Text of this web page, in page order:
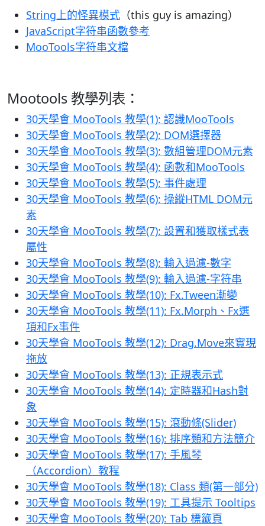
String上的怪異模式 （this guy is amazing）
JavaScript字符串函數參考
MooTools字符串文檔
Mootools 教學列表：
30天學會 MooTools 教學(1): 認識MooTools
30天學會 MooTools 教學(2): DOM選擇器
30天學會 MooTools 教學(3): 數組管理DOM元素
30天學會 MooTools 教學(4): 函數和MooTools
30天學會 MooTools 教學(5): 事件處理
30天學會 MooTools 教學(6): 操縱HTML DOM元
素
30天學會 MooTools 教學(7): 設置和獲取樣式表
屬性
30天學會 MooTools 教學(8): 輸入過濾-數字
30天學會 MooTools 教學(9): 輸入過濾-字符串
30天學會 MooTools 教學(10): Fx.Tween漸變
30天學會 MooTools 教學(11): Fx.Morph、Fx選
項和Fx事件
30天學會 MooTools 教學(12): Drag.Move來實現
拖放
30天學會 MooTools 教學(13): 正規表示式
30天學會 MooTools 教學(14): 定時器和Hash對
象
30天學會 MooTools 教學(15): 滾動條(Slider)
30天學會 MooTools 教學(16): 排序類和方法簡介
30天學會 MooTools 教學(17): 手風琴
（Accordion）教程
30天學會 MooTools 教學(18): Class 類(第一部分)
30天學會 MooTools 教學(19): 工具提示 Tooltips
30天學會 MooTools 教學(20): Tab 標籤頁